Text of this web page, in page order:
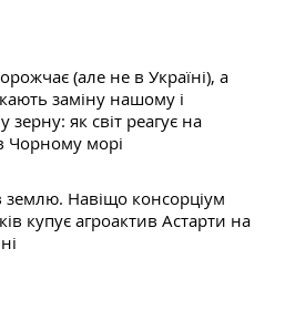
(але не в Україні), а
заміну нашому і
зерну: як світ реагує на
Чорному морі
землю. Навіщо консорціум
купує агроактив Астарти на